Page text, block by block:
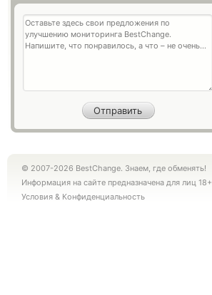
© 2007-2026 BestChange. Знаем, где обменять!
Информация на сайте предназначена для лиц 18+
Условия & Конфиденциальность